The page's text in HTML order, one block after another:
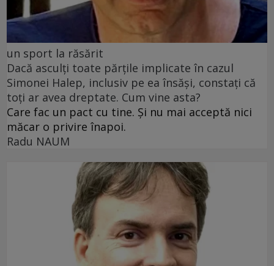
un sport la răsărit
Dacă asculți toate părțile implicate în cazul
Simonei Halep, inclusiv pe ea însăși, constați că
toți ar avea dreptate. Cum vine asta?
Care fac un pact cu tine. Și nu mai acceptă nici
măcar o privire înapoi.
Radu NAUM